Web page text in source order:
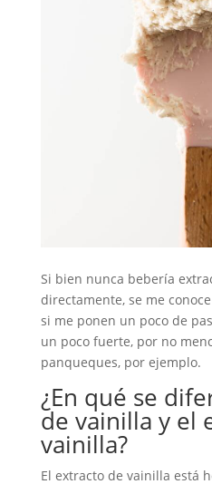
Si bien nunca bebería
directamente, se me
si me ponen un poco de
un poco fuerte, por no
panqueques, por ejemplo.
¿En qué se
de vainilla y el
vainilla?
El extracto de vainilla está